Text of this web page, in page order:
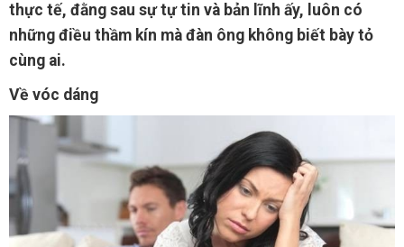
thực tế, đằng sau sự tự tin và bản lĩnh ấy, luôn có
những điều thầm kín mà đàn ông không biết bày tỏ
cùng ai.
Về vóc dáng